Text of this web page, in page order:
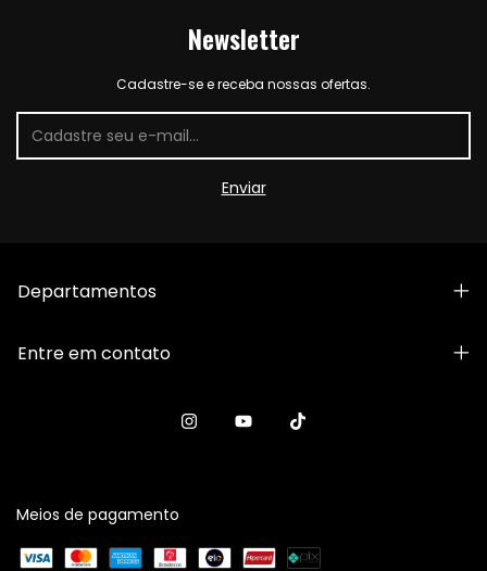
Newsletter
Cadastre-se e receba nossas ofertas.
Departamentos
Entre em contato
Meios de pagamento